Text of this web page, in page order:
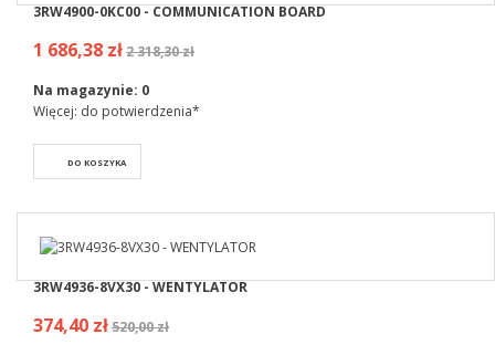
3RW4900-0KC00 - COMMUNICATION BOARD
1 686,38 zł2 318,30 zł
Na magazynie: 0
Więcej: do potwierdzenia*
DO KOSZYKA
3RW4936-8VX30 - WENTYLATOR
374,40 zł520,00 zł